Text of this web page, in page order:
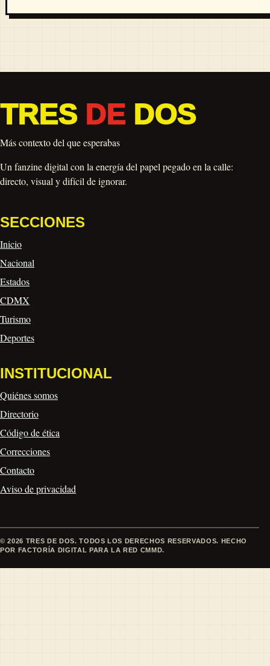
TRES DEDOS
Más contexto del que esperabas
Un fanzine digital con la energía del papel pegado en la calle:
directo, visual y difícil de ignorar.
SECCIONES
Inicio
Nacional
Estados
CDMX
Turismo
Deportes
INSTITUCIONAL
Quiénes somos
Directorio
Código de ética
Correcciones
Contacto
Aviso de privacidad
© 2026 TRES DE DOS. TODOS LOS DERECHOS RESERVADOS. HECHO
POR FACTORÍA DIGITAL PARA LA RED CMMD.